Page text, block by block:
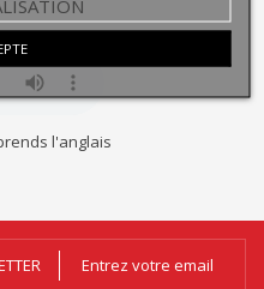
l'anglais